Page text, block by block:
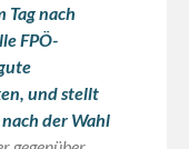
Tag nach
FPÖ-
und stellt
der Wahl